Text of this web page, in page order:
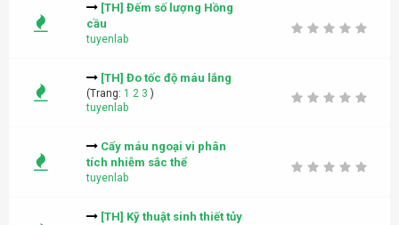
[TH] Đếm số lượng Hồng
cầu
tuyenlab
[TH] Đo tốc độ máu lắng
(Trang: 1 2 3 )
tuyenlab
Cấy máu ngoại vi phân
tích nhiễm sắc thể
tuyenlab
[TH] Kỹ thuật sinh thiết tủy